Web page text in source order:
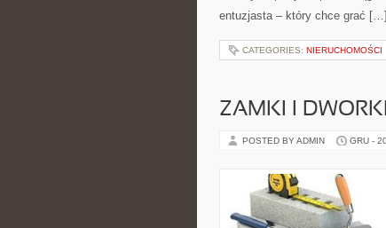
entuzjasta – który chce grać […]
CATEGORIES: NIERUCHOMOŚCI
ZAMKI I
POSTED BY ADMIN GRU -